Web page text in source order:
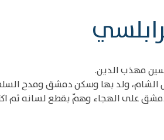
مهذب الدين.
ولد بها وسكن دمشق ومدح
على الهجاء وهمّ بقطع لسانه ثم